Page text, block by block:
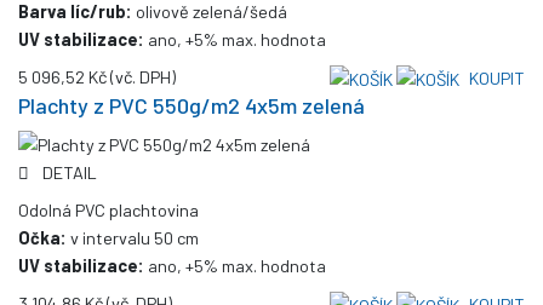
Barva líc/rub: olivově zelená/šedá
UV stabilizace: ano, +5% max. hodnota
5 096,52 Kč(vč. DPH) KOUPIT
Plachty z PVC 550g/m2 4x5m zelená
DETAIL
Odolná PVC plachtovina
Očka: v intervalu 50 cm
UV stabilizace: ano, +5% max. hodnota